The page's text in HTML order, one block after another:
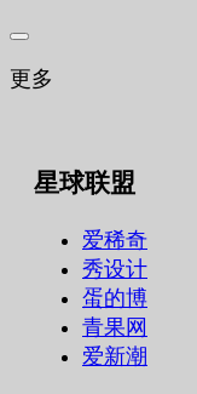
更多
星球联盟
爱稀奇
秀设计
蛋的博
青果网
爱新潮